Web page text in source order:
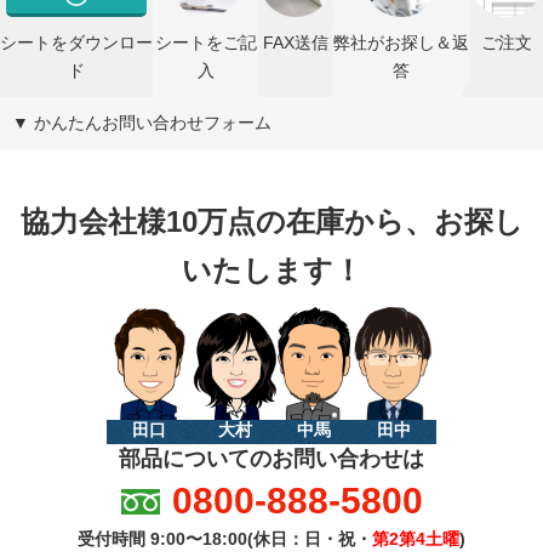
シートをダウンロー
ド
シートをご記
入
FAX送信 弊社がお探し＆返
答
ご注文
▼ かんたんお問い合わせフォーム
協力会社様10万点の在庫から、お探し
いたします！
田口 大村 中馬 田中
部品についてのお問い合わせは
0800-888-5800
受付時間 9:00〜18:00(休日：日・祝・ 第2第4土曜)